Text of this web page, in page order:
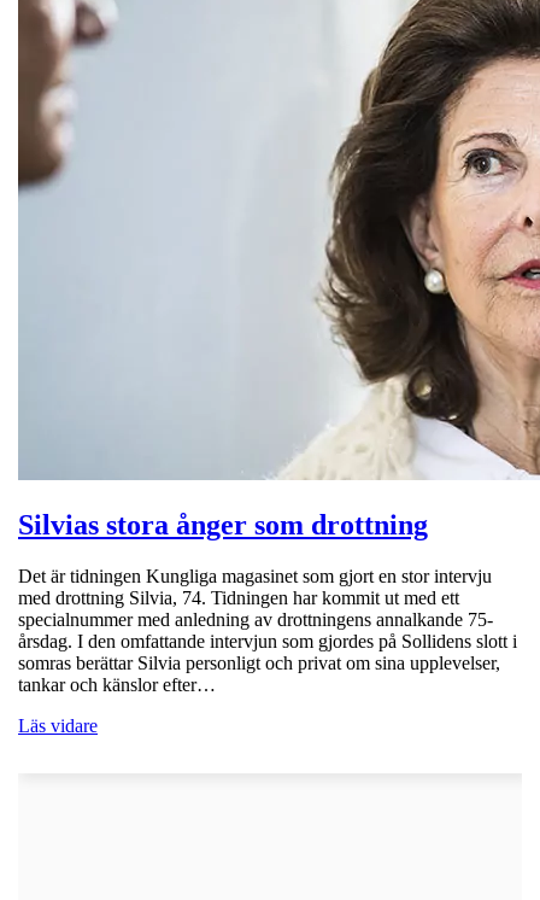
Silvias stora ånger som drottning
Det är tidningen Kungliga magasinet som gjort en stor intervju
med drottning Silvia, 74. Tidningen har kommit ut med ett
specialnummer med anledning av drottningens annalkande 75-
årsdag. I den omfattande intervjun som gjordes på Sollidens slott i
somras berättar Silvia personligt och privat om sina upplevelser,
tankar och känslor efter…
Läs vidare